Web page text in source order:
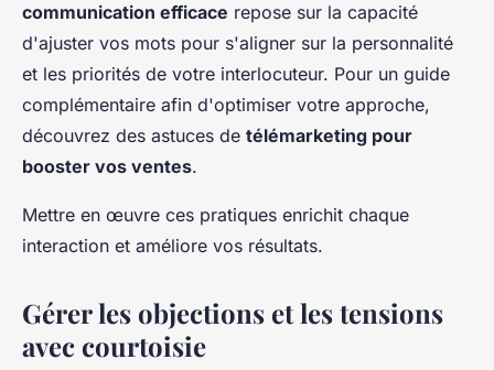
communication efficace repose sur la capacité
d'ajuster vos mots pour s'aligner sur la personnalité
et les priorités de votre interlocuteur. Pour un guide
complémentaire afin d'optimiser votre approche,
découvrez des astuces de télémarketing pour
booster vos ventes.
Mettre en œuvre ces pratiques enrichit chaque
interaction et améliore vos résultats.
Gérer les objections et les tensions
avec courtoisie